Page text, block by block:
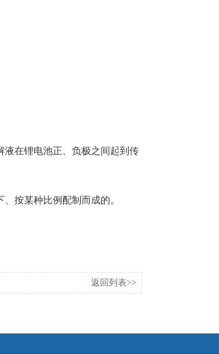
液在锂电池正、负极之间起到传
按某种比例配制而成的。
返回列表>>